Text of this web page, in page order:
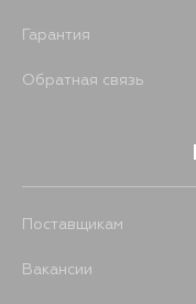
Гарантия
Обратная связь
Поставщикам
Вакансии